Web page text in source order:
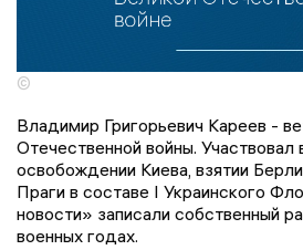
©
Владимир Григорьевич Кареев -
Отечественной войны. Участвовал
освобождении Киева, взятии
Праги в составе I Украинского
новости» записали собственный
военных годах.